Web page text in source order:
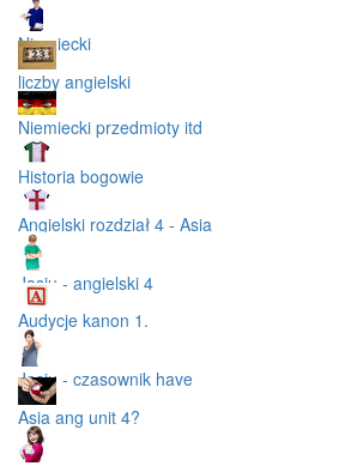
Niemiecki
liczby angielski
Niemiecki przedmioty itd
Historia bogowie
Angielski rozdział 4 - Asia
Jasiu - angielski 4
Audycje kanon 1.
Jasiu - czasownik have
Asia ang unit 4?